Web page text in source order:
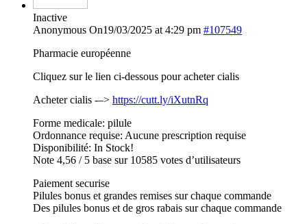
Inactive
Anonymous On19/03/2025 at 4:29 pm #107549
Pharmacie européenne
Cliquez sur le lien ci-dessous pour acheter cialis
Acheter cialis -–> https://cutt.ly/iXutnRq
Forme medicale: pilule
Ordonnance requise: Aucune prescription requise
Disponibilité: In Stock!
Note 4,56 / 5 base sur 10585 votes d’utilisateurs
Paiement securise
Pilules bonus et grandes remises sur chaque commande
Des pilules bonus et de gros rabais sur chaque commande